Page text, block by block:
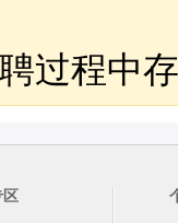
过程中
区